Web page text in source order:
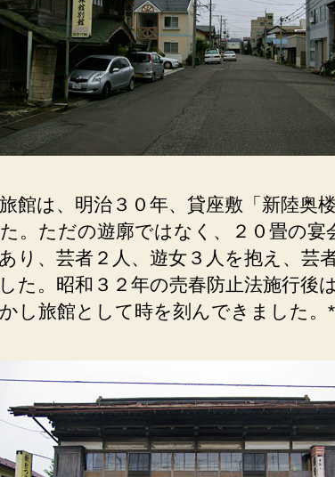
で
す。
へ
館は、明治３０年、貸座敷「新陸奥
。ただの遊廓ではなく、２０畳の宴
り、芸者２人、遊女３人を抱え、芸
た。昭和３２年の売春防止法施行後
し旅館として時を刻んできました。